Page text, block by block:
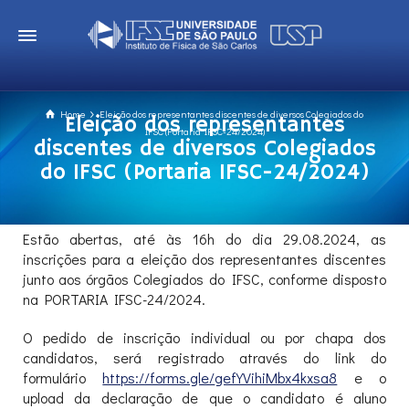
Home
Eleição dos representantes discentes de diversos Colegiados do
IFSC (Portaria IFSC-24/2024)
Eleição dos representantes
discentes de diversos Colegiados
do IFSC (Portaria IFSC-24/2024)
Estão abertas, até às 16h do dia 29.08.2024, as
inscrições para a eleição dos representantes discentes
junto aos órgãos Colegiados do IFSC, conforme disposto
na PORTARIA IFSC-24/2024.
O pedido de inscrição individual ou por chapa dos
candidatos, será registrado através do link do
formuláriohttps://forms.gle/gefYVihiMbx4kxsa8 e o
upload da declaração de que o candidato é aluno